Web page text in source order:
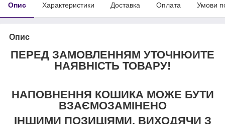
Опис Характеристики Доставка Оплата Умови
Опис
ПЕРЕД ЗАМОВЛЕННЯМ УТОЧНЮЙТЕ
НАЯВНІСТЬ ТОВАРУ!
НАПОВНЕННЯ КОШИКА МОЖЕ БУТИ
ВЗАЄМОЗАМІНЕНО
ІНШИМИ ПОЗИЦІЯМИ, ВИХОДЯЧИ З